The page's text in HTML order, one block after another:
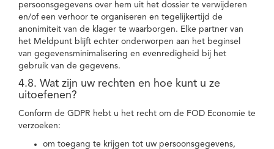
persoonsgegevens over hem uit het dossier te verwijderen
en/of een verhoor te organiseren en tegelijkertijd de
anonimiteit van de klager te waarborgen. Elke partner van
het Meldpunt blijft echter onderworpen aan het beginsel
van gegevensminimalisering en evenredigheid bij het
gebruik van de gegevens.
4.8. Wat zijn uw rechten en hoe kunt u ze
uitoefenen?
Conform de GDPR hebt u het recht om de FOD Economie te
verzoeken:
om toegang te krijgen tot uw persoonsgegevens,